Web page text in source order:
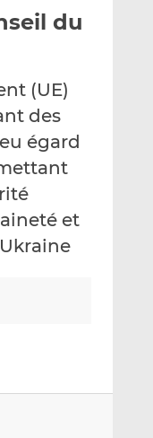
du
(UE)
des
égard
et